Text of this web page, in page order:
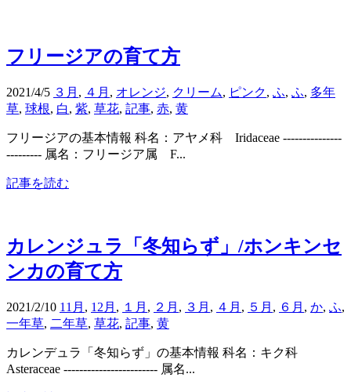
フリージアの育て方
2021/4/5 ３月 , ４月 , オレンジ, クリーム, ピンク, ふ, ふ, 多年
草, 球根, 白, 紫, 草花, 記事, 赤, 黄
フリージアの基本情報 科名：アヤメ科 Iridaceae ---------------
--------- 属名：フリージア属 F...
記事を読む
カレンジュラ「冬知らず」/ホンキンセ
ンカの育て方
2021/2/10 11月 , 12月 , １月 , ２月 , ３月 , ４月 , ５月 , ６月 , か, ふ,
一年草, 二年草, 草花, 記事, 黄
カレンデュラ「冬知らず」の基本情報 科名：キク科
Asteraceae ------------------------ 属名...